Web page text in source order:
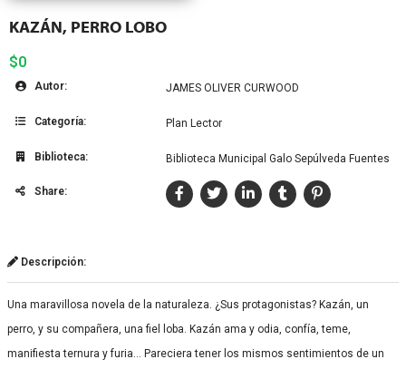
KAZÁN, PERRO LOBO
$0
Autor: JAMES OLIVER CURWOOD
Categoría: Plan Lector
Biblioteca: Biblioteca Municipal Galo Sepúlveda Fuentes
Share:
Descripción:
Una maravillosa novela de la naturaleza. ¿Sus protagonistas? Kazán, un
perro, y su compañera, una fiel loba. Kazán ama y odia, confía, teme,
manifiesta ternura y furia… Pareciera tener los mismos sentimientos de un